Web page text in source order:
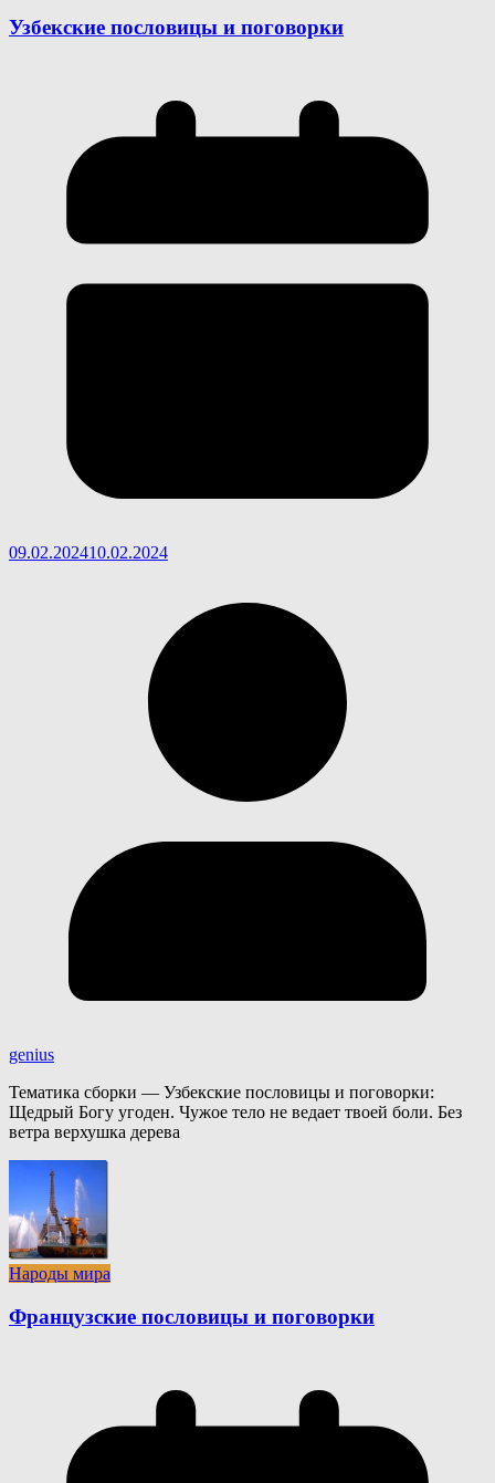
Узбекские пословицы и поговорки
09.02.202410.02.2024
genius
Тематика сборки — Узбекские пословицы и поговорки:
Щедрый Богу угоден. Чужое тело не ведает твоей боли. Без
ветра верхушка дерева
Народы мира
Французские пословицы и поговорки